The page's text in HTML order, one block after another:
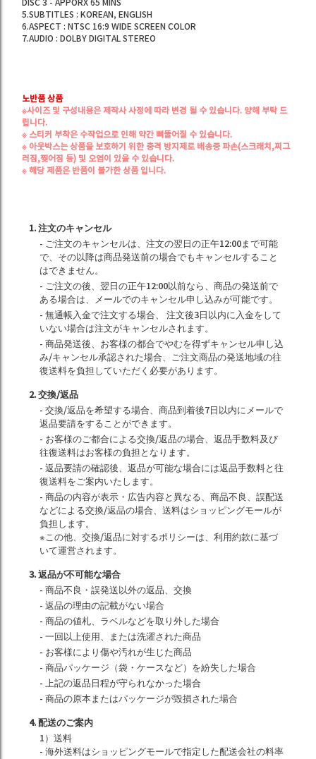
DISC 3 - APPORX 65 MINS
5.SUBTITLES : KOREAN, ENGLISH
6.ASPECT : NTSC 16:9 WIDE SCREEN COLOR
7.AUDIO : DOLBY DIGITAL STEREO
노반품 상품
※사이즈 및 구성내용은 제작사 사정에 따라 변경 될 수 있습니다. 양해 부탁 드
립니다.
※ 스티커 부착은 수작업으로 인해 약간 삐뚤어질 수 있습니다.
※ 아웃박스는 상품을 보호하기 위한 충격 방지제로 배송중 파손(스크래치,찌그
러짐,찢어짐 등) 및 오염 이 있을 수 있습니다.
※ 해당 제품은 반품이 불가한 상품 입니다.
1. 注文のキャンセル
- ご注文のキャンセルは、注文の翌日の正午12:00まで可能
で、その以降は商品発送前の場合でもキャンセルすること
はできません。
- ご注文の後、翌日の正午12:00以前なら、商品の発送前で
ある場合は、メールでのキャンセル申し込みが可能です。
- 無通帳入金で注文する場合、 注文後3日以内に入金をして
いない場合は注文がキャンセルされます。
- 商品発送後、お客様の都合でやむを得ずキャンセル申し込
み/キャンセル承認された場合、ご注文商品の発送地域の往
復送料を負担していただく必要があります。
2. 交換/返品
- 交換/返品を希望する場合、商品到着後7日以内にメールで
返品要請をすることができます。
- お客様のご都合による交換/返品の場合、返品手数料及び
往復送料はお客様の負担となります。
- 返品要請の確認後、返品が可能な場合には返品手数料と往
復送料をご案内いたします。
- 商品の内容が表示・広告内容と異なる、商品不良、誤配送
などによる交換/返品の場合、送料はショッピングモールが
負担します。
※この他、交換/返品に対するポリシーは、利用約款に基づ
いて運営されます。
3. 返品が不可能な場合
- 商品不良・誤発送以外の返品、交換
- 返品の理由の記載がない場合
- 商品の値札、ラベルなどを取り外した場合
- 一回以上使用、または洗濯された商品
- お客様により傷や汚れが生じた商品
- 商品パッケージ（袋・ケースなど）を紛失した場合
- 上記の返品日程が守られなかった場合
- 商品の原本またはパッケージが毀損された場合
4. 配送のご案内
1）送料
- 海外送料はショッピングモールで指定した配送会社の料率